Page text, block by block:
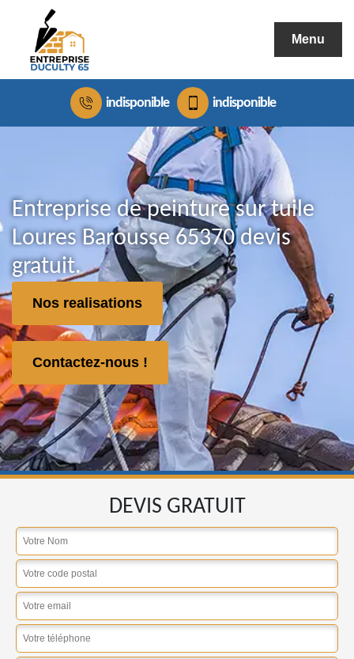
Menu
indisponible indisponible
Entreprise de peinture sur tuile
Loures Barousse 65370 devis
gratuit.
Nos realisations
Contactez-nous !
DEVIS GRATUIT